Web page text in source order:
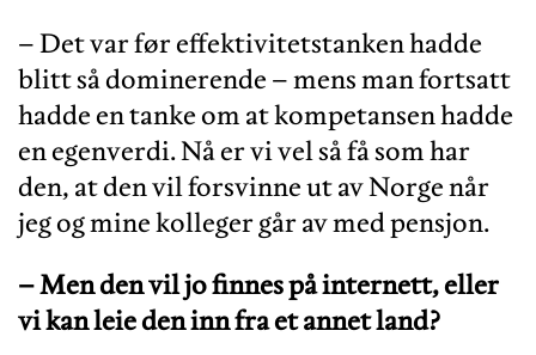
– Det var før effektivitetstanken hadde
blitt så dominerende – mens man fortsatt
hadde en tanke om at kompetansen hadde
en egenverdi. Nå er vi vel så få som har
den, at den vil forsvinne ut av Norge når
jeg og mine kolleger går av med pensjon.
– Men den vil jo finnes på internett, eller
vi kan leie den inn fra et annet land?